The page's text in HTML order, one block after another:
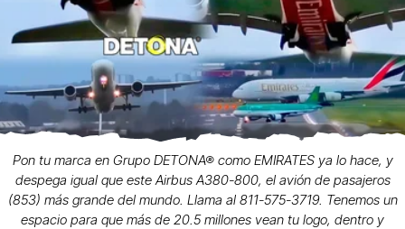
Pon tu marca en Grupo DETONA® como EMIRATES ya lo hace, y
despega igual que este Airbus A380-800, el avión de pasajeros
(853) más grande del mundo. Llama al 811-575-3719. Tenemos un
espacio para que más de 20.5 millones vean tu logo, dentro y